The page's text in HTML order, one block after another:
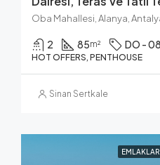
Oba Mahallesi, Alanya,
2 85m² DO -
HOT OFFERS, PENTHOUSE
Sinan Sertkale